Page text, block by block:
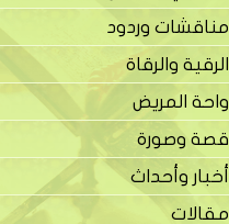
مناقشات وردود
الرقية والرقاة
واحة المريض
قصة وصورة
أخبار وأحداث
مقالات